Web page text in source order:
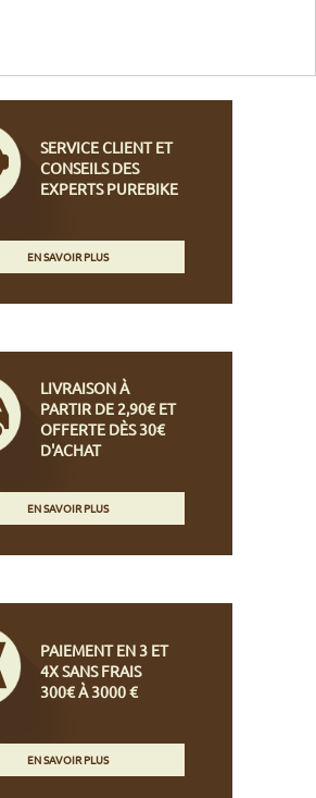
SERVICE CLIENT ET
CONSEILS DES
EXPERTS PUREBIKE
EN SAVOIR PLUS
LIVRAISON À
PARTIR DE 2,90€ ET
OFFERTE DÈS 30€
D'ACHAT
EN SAVOIR PLUS
PAIEMENT EN 3 ET
4X SANS FRAIS
300€ À 3000 €
EN SAVOIR PLUS